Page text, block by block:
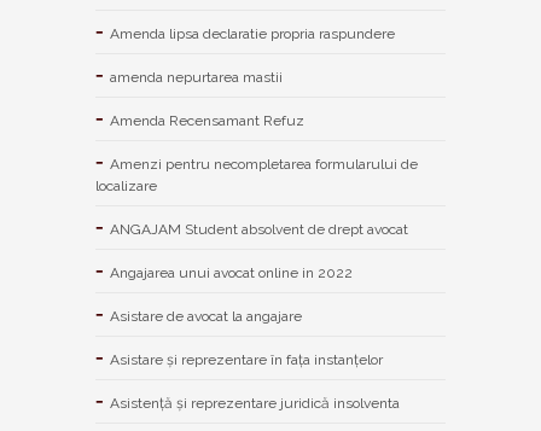
Amenda lipsa declaratie propria raspundere
amenda nepurtarea mastii
Amenda Recensamant Refuz
Amenzi pentru necompletarea formularului de
localizare
ANGAJAM Student absolvent de drept avocat
Angajarea unui avocat online in 2022
Asistare de avocat la angajare
Asistare și reprezentare în fața instanțelor
Asistență și reprezentare juridică insolventa